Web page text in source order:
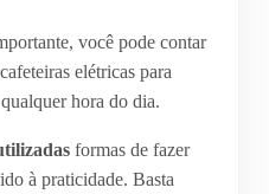
você pode contar
elétricas para
hora do dia.
formas de fazer
à praticidade. Basta